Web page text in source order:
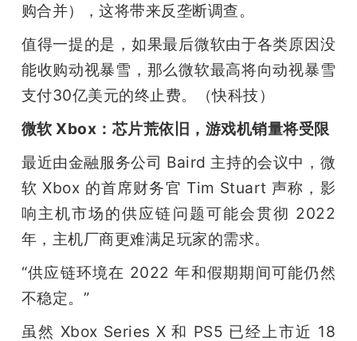
购合并），这将带来反垄断调查。
值得一提的是，如果最后微软由于各类原因没
能收购动视暴雪，那么微软最高将向动视暴雪
支付30亿美元的终止费。（快科技）
微软 Xbox：芯片荒依旧，游戏机销量将受限
最近由金融服务公司 Baird 主持的会议中，微
软 Xbox 的首席财务官 Tim Stuart 声称，影
响主机市场的供应链问题可能会贯彻 2022
年，主机厂商更难满足玩家的需求。
“供应链环境在 2022 年和假期期间可能仍然
不稳定。”
虽然 Xbox Series X 和 PS5 已经上市近 18